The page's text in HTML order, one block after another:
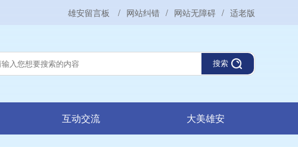
雄安留言板 / 网站纠错 / 网站无障碍 / 适老版
搜索
互动交流 大美雄安